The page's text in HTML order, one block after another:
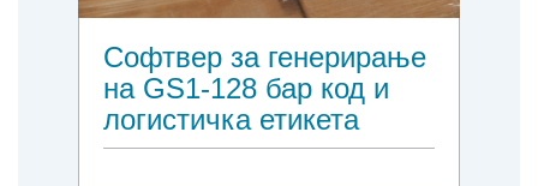
Софтвер за генерирање
на GS1-128 бар код и
логистичка етикета